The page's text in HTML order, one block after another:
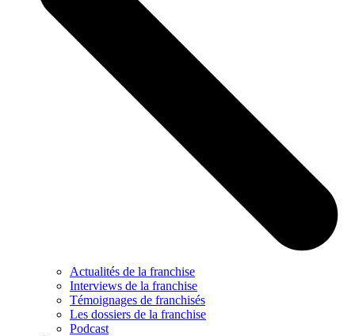
Actualités de la franchise
Interviews de la franchise
Témoignages de franchisés
Les dossiers de la franchise
Podcast